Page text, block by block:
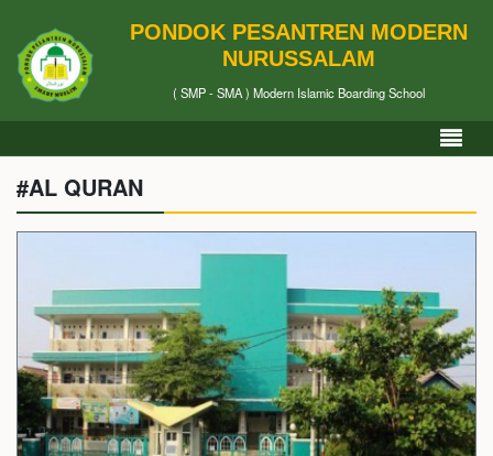
PONDOK PESANTREN MODERN
NURUSSALAM
( SMP - SMA ) Modern Islamic Boarding School
#AL QURAN